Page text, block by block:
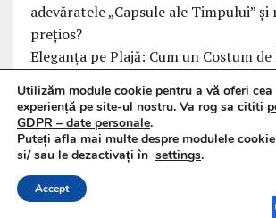
adevăratele „Capsule ale Timpului”
prețios?
Eleganța pe Plajă: Cum un Costum
Utilizăm module cookie pentru a vă oferi
experiență pe site-ul nostru. Va rog sa cititi
GDPR – date personale.
Puteți afla mai multe despre modulele
si/ sau le dezactivați în settings.
Accept